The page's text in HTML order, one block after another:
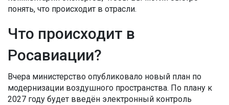
понять, что происходит в отрасли.
Что происходит в
Росавиации?
Вчера министерство опубликовало новый план по
модернизации воздушного пространства. По плану к
2027 году будет введён электронный контроль